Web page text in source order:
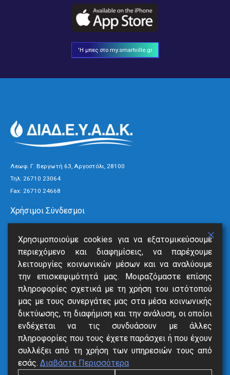
'Η μπες στο my.smartville.gr
Λεωφ. Γ. Βεργωτή 63, Αργοστόλι, 28100
Τηλ: 26710 23064
Fax: 26710 24668
Χρήσιμοι Σύνδεσμοι
Ανακοινώσεις
Νέα
Επικοινωνία
Υπηρεσίες
SmartVille
Online Eξόφληση
Δήλωση Βλάβης
Αιτήσεις
Χρησιμοποιούμε cookies για να εξατομικεύσουμε
περιεχόμενο και διαφημίσεις, να παρέχουμε
λειτουργίες κοινωνικών μέσων και να αναλύουμε
την επισκεψιμότητά μας. Μοιραζόμαστε επίσης
πληροφορίες σχετικά με τη χρήση του ιστότοπού
μας με τους συνεργάτες μας στα μέσα κοινωνικής
δικτύωσης, τη διαφήμιση και την ανάλυση, οι οποίοι
ενδέχεται να τις συνδυάσουν με άλλες
πληροφορίες που τους έχετε παράσχει ή που έχουν
συλλέξει από τη χρήση των υπηρεσιών τους από
εσάς. Διαβάστε Περισσότερα